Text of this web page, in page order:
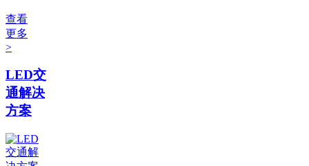
查看
更多
>
LED交
通解决
方案